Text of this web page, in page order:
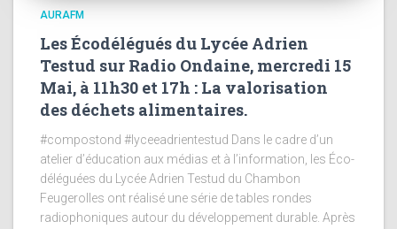
AURAFM
Les Écodélégués du Lycée Adrien
Testud sur Radio Ondaine, mercredi 15
Mai, à 11h30 et 17h : La valorisation
des déchets alimentaires.
#compostond #lyceeadrientestud Dans le cadre d’un
atelier d’éducation aux médias et à l’information, les Éco-
déléguées du Lycée Adrien Testud du Chambon
Feugerolles ont réalisé une série de tables rondes
radiophoniques autour du développement durable. Après